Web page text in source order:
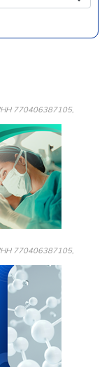
770406387105,
770406387105,